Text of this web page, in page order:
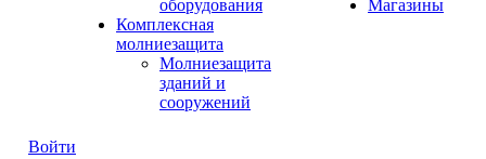
оборудования
Комплексная
молниезащита
Молниезащита
зданий и
сооружений
Магазины
Войти